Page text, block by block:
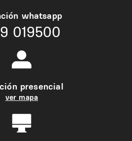
whatsapp
019500
presencial
ver mapa